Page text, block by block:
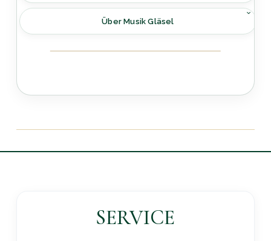
Über Musik Gläsel
SERVICE